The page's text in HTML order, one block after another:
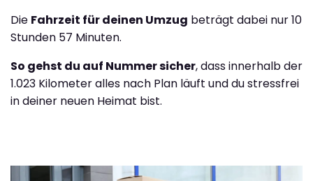
Die Fahrzeit für deinen Umzug beträgt dabei nur 10
Stunden 57 Minuten.
So gehst du auf Nummer sicher, dass innerhalb der
1.023 Kilometer alles nach Plan läuft und du stressfrei
in deiner neuen Heimat bist.